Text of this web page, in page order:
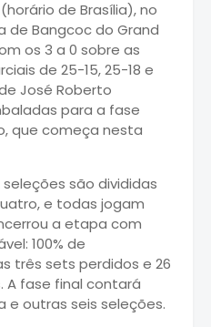
de Brasília), no
Bangcoc do Grand
os 3 a 0 sobre as
de 25-15, 25-18 e
José Roberto
para a fase
que começa nesta
são divididas
e todas jogam
a etapa com
100% de
três sets perdidos e 26
A fase final contará
e outras seis seleções.